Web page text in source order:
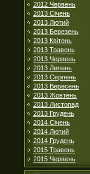
2012 Червень
2013 Січень
2013 Лютий
2013 Березень
2013 Квітень
2013 Травень
2013 Червень
2013 Липень
2013 Серпень
2013 Вересень
2013 Жовтень
2013 Листопад
2013 Грудень
2014 Січень
2014 Лютий
2014 Грудень
2015 Травень
2015 Червень